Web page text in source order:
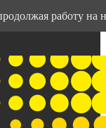
работу на